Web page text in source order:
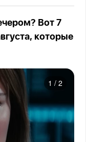
Вот 7
которые
1 / 2